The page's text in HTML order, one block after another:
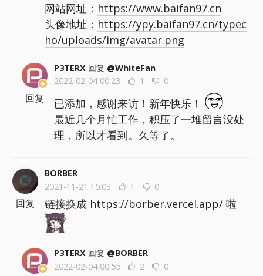
网站网址： https://www.baifan97.cn
头像地址： https://ypy.baifan97.cn/typec
ho/uploads/img/avatar.png
P3TERX 回复 @WhiteFan
2022-02-04 00:23
1 0
已添加，感谢来访！新年快乐！
最近几个月忙工作，积压了一堆留言没处
理，所以才看到。久等了。
回复
BORBER
2021-11-21 15:03
1 0
链接换成 https://borber.vercel.app/ 啦
回复
P3TERX 回复 @BORBER
2022-02-04 00:55
2 0